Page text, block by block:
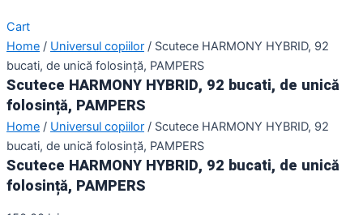
Cart
Home / Universul copiilor / Scutece HARMONY HYBRID, 92
bucati, de unică folosință, PAMPERS
Scutece HARMONY HYBRID, 92 bucati, de unică
folosință, PAMPERS
Home / Universul copiilor / Scutece HARMONY HYBRID, 92
bucati, de unică folosință, PAMPERS
Scutece HARMONY HYBRID, 92 bucati, de unică
folosință, PAMPERS